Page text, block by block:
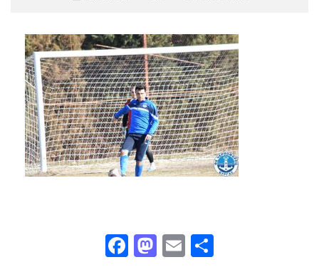
Facebook
Mastodon
Email